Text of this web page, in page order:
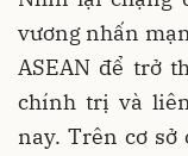
vương nhấn
ASEAN để trở
chính trị và
nay. Trên cơ sở